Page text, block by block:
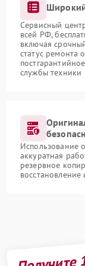
Сервисный
всей РФ,
включая
статус ремонта
службы техники
Использование
аккуратная
резервное